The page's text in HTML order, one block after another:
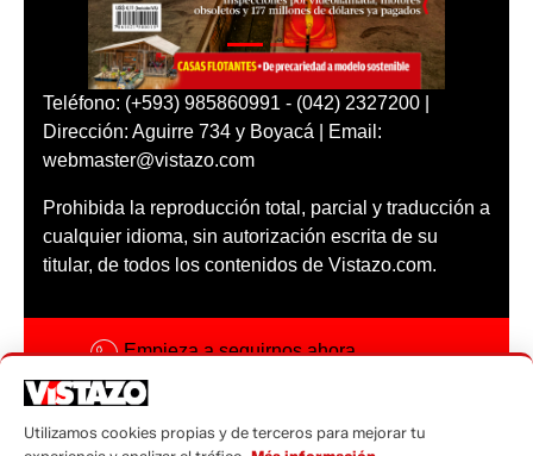
Teléfono: (+593) 985860991 - (042) 2327200 |
Dirección: Aguirre 734 y Boyacá | Email:
webmaster@vistazo.com
Prohibida la reproducción total, parcial y traducción a
cualquier idioma, sin autorización escrita de su
titular, de todos los contenidos de Vistazo.com.
Empieza a seguirnos ahora
Código ética
Utilizamos cookies propias y de terceros para mejorar tu